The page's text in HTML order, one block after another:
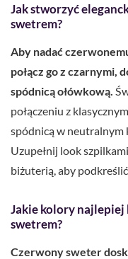
Jak stworzyć
swetrem?
Aby nadać
połącz go z czarnymi,
spódnicą ołówkową.
połączeniu z
spódnicą w neutralnym
Uzupełnij look
biżuterią, aby
Jakie kolory najlepiej
swetrem?
Czerwony sweter